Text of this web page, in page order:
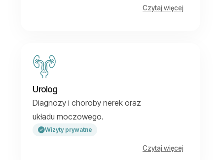
Czytaj więcej
Urolog
Diagnozy i choroby nerek oraz
układu moczowego.
Wizyty prywatne
Czytaj więcej